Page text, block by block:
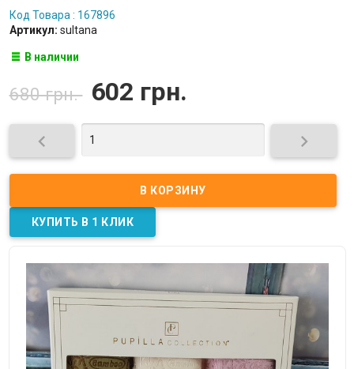
Код Товара : 167896
Артикул: sultana
В наличии
680 грн. 602 грн.
 